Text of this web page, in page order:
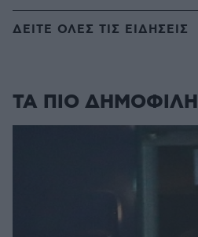
ΔΕΙΤΕ ΟΛΕΣ ΤΙΣ ΕΙΔΗΣΕΙΣ
ΤΑ ΠΙΟ ΔΗΜΟΦΙΛΗ